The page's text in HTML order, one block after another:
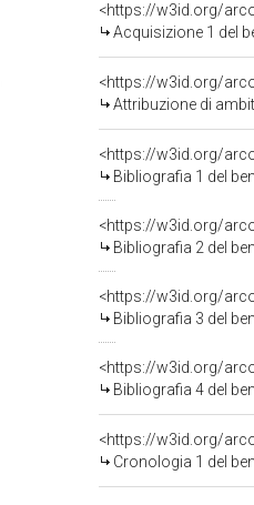
<https://w3id.org/
Acquisizione 1 del
<https://w3id.org/
Attribuzione di
<https://w3id.org/
Bibliografia 1 del
<https://w3id.org/
Bibliografia 2 del
<https://w3id.org/
Bibliografia 3 del
<https://w3id.org/
Bibliografia 4 del
<https://w3id.org/
Cronologia 1 del